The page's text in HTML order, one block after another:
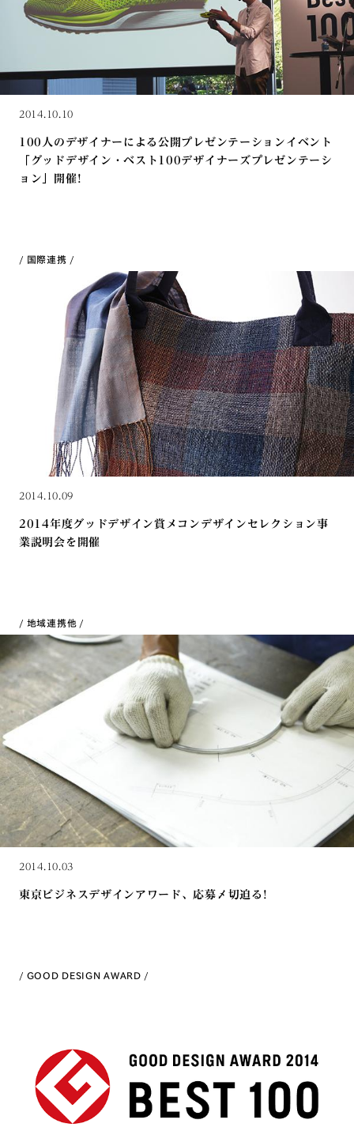
2014.10.10
100人のデザイナーによる公開プレゼンテーションイベント
「グッドデザイン・ベスト100デザイナーズプレゼンテーシ
ョン」開催!
国際連携
2014.10.09
2014年度グッドデザイン賞メコンデザインセレクション事
業説明会を開催
地域連携他
2014.10.03
東京ビジネスデザインアワード、応募〆切迫る!
GOOD DESIGN AWARD